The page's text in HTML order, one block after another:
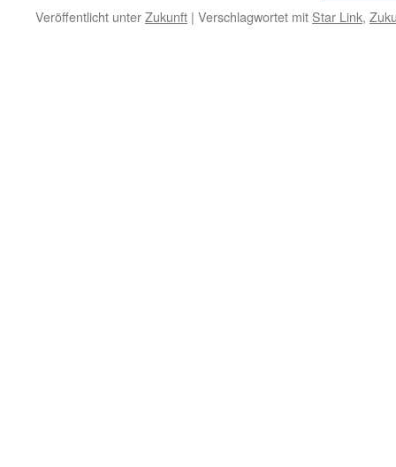
Veröffentlicht unterZukunft | Verschlagwortet mit Star Link,